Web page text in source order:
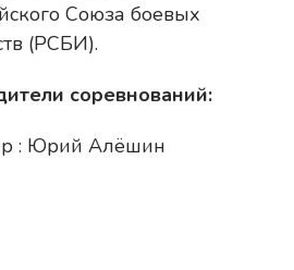
Союза боевых
(РСБИ).
соревнований:
: Юрий Алёшин